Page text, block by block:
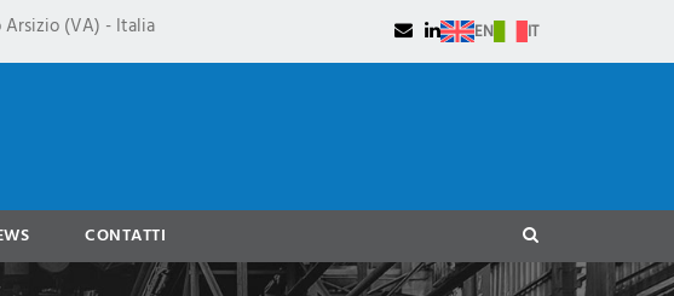
Arsizio (VA) - Italia EN IT
CONTATTI